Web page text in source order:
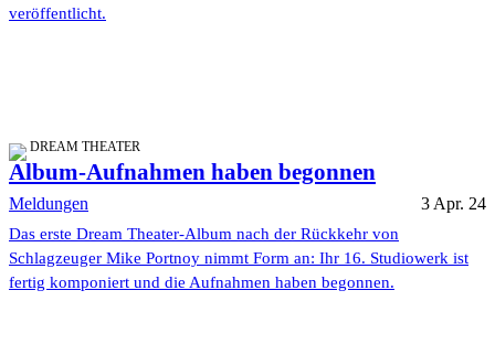
veröffentlicht.
DREAM THEATER
Album-Aufnahmen haben begonnen
Meldungen 3 Apr. 24
Das erste Dream Theater-Album nach der Rückkehr von
Schlagzeuger Mike Portnoy nimmt Form an: Ihr 16. Studiowerk ist
fertig komponiert und die Aufnahmen haben begonnen.